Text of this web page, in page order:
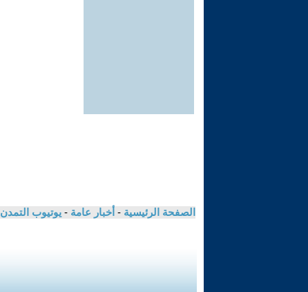
الصفحة الرئيسية - أخبار عامة - يوتيوب التمدن